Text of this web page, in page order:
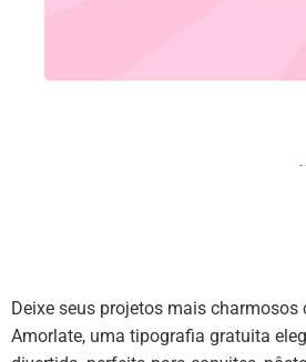
Deixe seus projetos mais charmosos
Amorlate, uma tipografia gratuita